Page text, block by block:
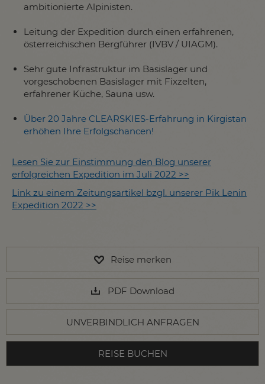
ambitionierte Alpinisten.
Leitung der Expedition durch einen erfahrenen,
österreichischen Bergführer (IVBV / UIAGM).
Sehr gute Infrastruktur im Basislager und
vorgeschobenen Basislager mit Fixzelten,
erfahrener Küche, Sauna usw.
Über 20 Jahre CLEARSKIES-Erfahrung in Kirgistan
erhöhen Ihre Erfolgschancen!
Lesen Sie zur Einstimmung den Blog unserer
erfolgreichen Expedition im Juli 2022 >>
Link zu einem Zeitungsartikel bzgl. unserer Pik Lenin
Expedition 2022 >>
Reise merken
PDF Download
UNVERBINDLICH ANFRAGEN
REISE BUCHEN